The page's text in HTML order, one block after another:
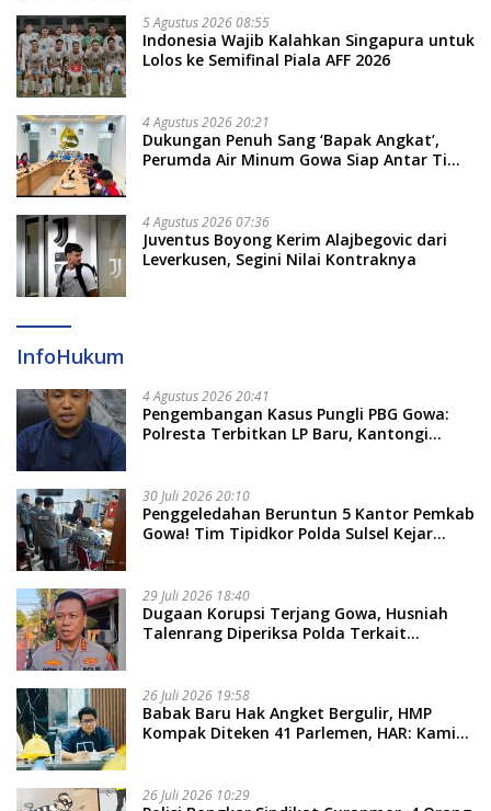
5 Agustus 2026 08:55
Indonesia Wajib Kalahkan Singapura untuk
Lolos ke Semifinal Piala AFF 2026
4 Agustus 2026 20:21
Dukungan Penuh Sang ‘Bapak Angkat’,
Perumda Air Minum Gowa Siap Antar Tim
4 Agustus 2026 07:36
Juventus Boyong Kerim Alajbegovic dari
Leverkusen, Segini Nilai Kontraknya
InfoHukum
4 Agustus 2026 20:41
Pengembangan Kasus Pungli PBG Gowa:
Polresta Terbitkan LP Baru, Kantongi
30 Juli 2026 20:10
Penggeledahan Beruntun 5 Kantor Pemkab
Gowa! Tim Tipidkor Polda Sulsel Kejar
29 Juli 2026 18:40
Dugaan Korupsi Terjang Gowa, Husniah
Talenrang Diperiksa Polda Terkait
26 Juli 2026 19:58
​Babak Baru Hak Angket Bergulir, HMP
Kompak Diteken 41 Parlemen, HAR: Kami
26 Juli 2026 10:29